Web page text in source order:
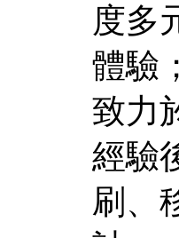
度多
體驗
致力
經驗
刷、